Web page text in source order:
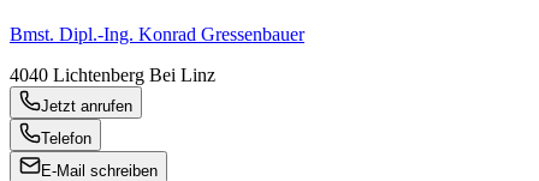
Bmst. Dipl.-Ing. Konrad Gressenbauer
4040 Lichtenberg Bei Linz
Jetzt anrufen
Telefon
E-Mail schreiben